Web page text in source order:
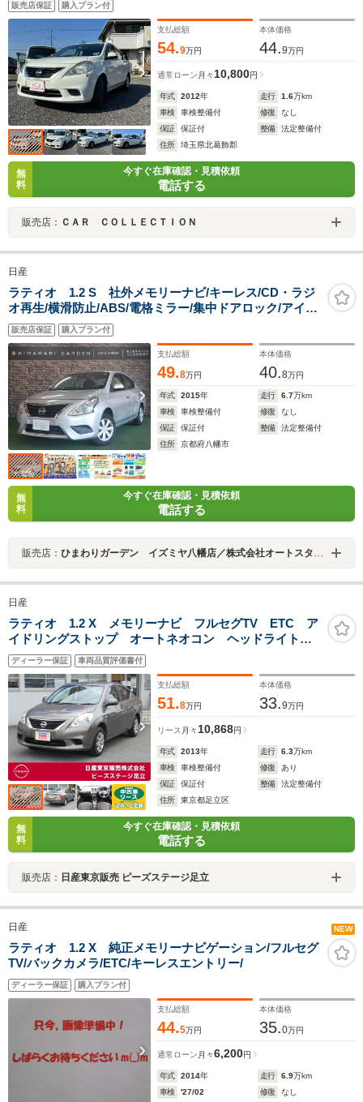
販売店保証 購入プラン付
支払総額
54.9万円
本体価格
44.9万円
通常ローン 月々 10,800円
年式 2012年 走行 1.6万km
車検
車検整備付 修復
なし
保証
保証付 整備
法定整備付
住所
埼玉県北葛飾郡
無
料
今すぐ在庫確認・見積依頼
電話する
販売店： ＣＡＲ ＣＯＬＬＥＣＴＩＯＮ
日産
ラティオ 1.2 S 社外メモリーナビ/キーレス/CD・ラジ
オ再生/横滑防止/ABS/電格ミラー/集中ドアロック/アイド
リングストップ/運転席・助手席エアバッグ
販売店保証 購入プラン付
支払総額
49.8万円
本体価格
40.8万円
年式 2015年 走行 6.7万km
車検
車検整備付 修復
なし
保証
保証付 整備
法定整備付
住所
京都府八幡市
無
料
今すぐ在庫確認・見積依頼
電話する
販売店： ひまわりガーデン イズミヤ八幡店／株式会社オートスタイルトレーディング
日産
ラティオ 1.2 X メモリーナビ フルセグTV ETC ア
イドリングストップ オートネオコン ヘッドライトレ
ベライザー マニュアルエアコン USB CD 電動格納
式ドアミラー パワーウィンドウ リモコンキー
ディーラー保証 車両品質評価書付
支払総額
51.8万円
本体価格
33.9万円
リース 月々 10,868円
年式 2013年 走行 6.3万km
車検
車検整備付 修復
あり
保証
保証付 整備
法定整備付
住所
東京都足立区
無
料
今すぐ在庫確認・見積依頼
電話する
販売店： 日産東京販売 ピーズステージ足立
日産 NEW
ラティオ 1.2 X 純正メモリーナビゲーション/フルセグ
TV/バックカメラ/ETC/キーレスエントリー/
ディーラー保証 購入プラン付
支払総額
44.5万円
本体価格
35.0万円
通常ローン 月々6,200円
年式 2014年 走行 6.9万km
車検
'27/02 修復 なし